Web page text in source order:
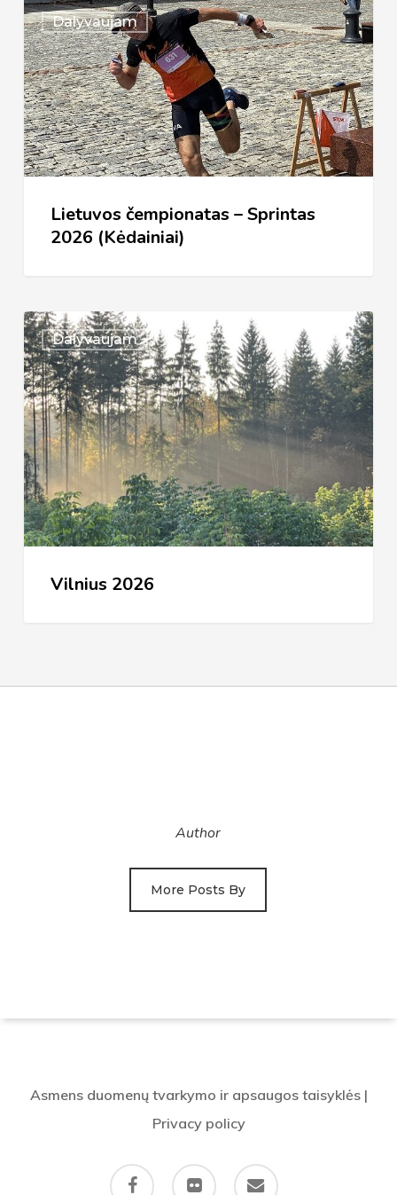
Dalyvaujam
Lietuvos
čempionatas
–
Sprintas
2026
(Kėdainiai)
Lietuvos čempionatas – Sprintas
2026 (Kėdainiai)
Dalyvaujam
Vilnius
2026
Vilnius 2026
Author
More Posts By
Asmens duomenų tvarkymo ir apsaugos taisyklės|
Privacy policy
facebook flickr email